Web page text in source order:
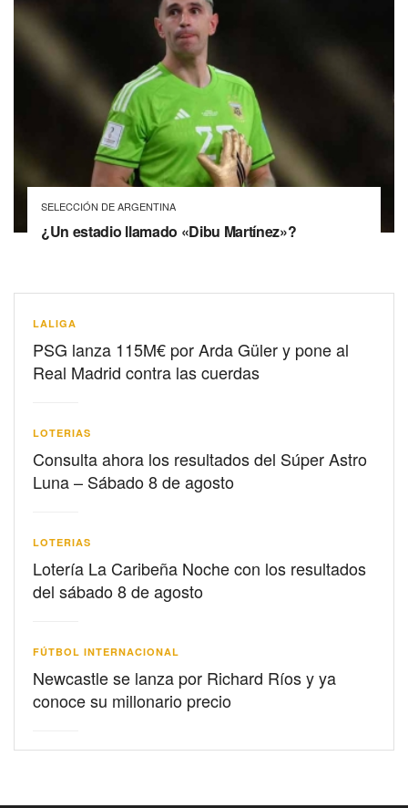
SELECCIÓN DE ARGENTINA
¿Un estadio llamado «Dibu Martínez»?
LALIGA
PSG lanza 115M€ por Arda Güler y pone al
Real Madrid contra las cuerdas
LOTERIAS
Consulta ahora los resultados del Súper Astro
Luna – Sábado 8 de agosto
LOTERIAS
Lotería La Caribeña Noche con los resultados
del sábado 8 de agosto
FÚTBOL INTERNACIONAL
Newcastle se lanza por Richard Ríos y ya
conoce su millonario precio